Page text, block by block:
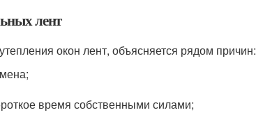
лент
окон лент, объясняется рядом причин:
время собственными силами;